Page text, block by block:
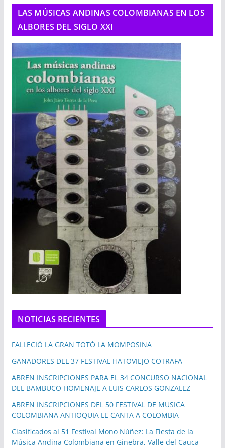
LAS MÚSICAS ANDINAS COLOMBIANAS EN LOS
ALBORES DEL SIGLO XXI
NOTICIAS RECIENTES
FALLECIÓ LA GRAN TOTÓ LA MOMPOSINA
GANADORES DEL 37 FESTIVAL HATOVIEJO COTRAFA
ABREN INSCRIPCIONES PARA EL 34 CONCURSO NACIONAL
DEL BAMBUCO HOMENAJE A LUIS CARLOS GONZALEZ
ABREN INSCRIPCIONES DEL 50 FESTIVAL DE MUSICA
COLOMBIANA ANTIOQUIA LE CANTA A COLOMBIA
Clasificados al 51 Festival Mono Núñez: La Fiesta de la
Música Andina Colombiana en Ginebra, Valle del Cauca